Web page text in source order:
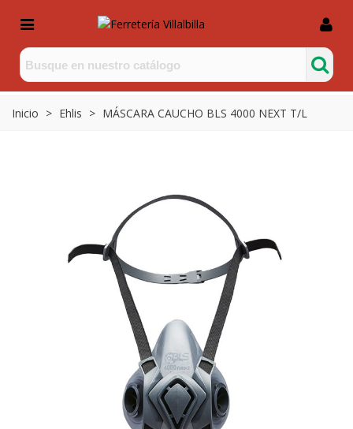
Inicio > Ehlis > MÁSCARA CAUCHO BLS 4000 NEXT T/L